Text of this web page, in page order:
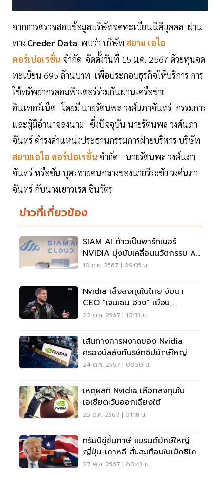
จากการตรวจสอบข้อมูลบริษัทจดทะเบียนนิติบุคคล ผ่าน
ทาง Creden Data พบว่า บริษัท สยาม เอไอ
คอร์เปอเรชั่น จำกัด จัดตั้งวันที่ 15 ม.ค. 2567 ด้วยทุนจด
ทะเบียน 695 ล้านบาท เพื่อประกอบธุรกิจให้บริการ การ
ใช้ทรัพยากรคอมพิวเตอร์ร่วมกันผ่านเครือข่าย
อินเทอร์เน็ต โดยมี นายรัตนพล วงศ์นภาจันทร์ กรรมการ
และผู้มีอำนาจลงนาม ซึ่งปัจจุบัน นายรัตนพล วงศ์นภา
จันทร์ ดำรงตำแหน่งประธานกรรมการฝ่ายบริหาร บริษัท
สยามเอไอ คอร์ปอเรชั่น จำกัด นายรัตนพล วงศ์นภา
จันทร์ หรือซัน บุตรชายคนกลางของนายวีระชัย วงศ์นภา
จันทร์ กับนางเยาวเรศ ชินวัตร
ข่าวที่เกี่ยวข้อง
SIAM AI ก้าวเป็นพาร์ทเนอร์
NVIDIA มุ่งขับเคลื่อนนวัตกรรม AI
คนไทย
10 ก.ย. 2567 | 09:05 น.
Nvidia เล็งลงทุนในไทย จับตา
CEO "เจนเซน ฮวง" เยือน
กรุงเทพฯ ธ.ค.นี้
22 ต.ค. 2567 | 10:38 น.
เส้นทางการผงาดของ Nvidia
ครองบัลลังก์บริษัทชิปยักษ์ใหญ่
24 ต.ค. 2567 | 00:30 น.
เหตุผลที่ Nvidia เลือกลงทุนใน
เอเชียตะวันออกเฉียงใต้
25 ต.ค. 2567 | 01:18 น.
ทรัมป์ขู่ขึ้นภาษี แบรนด์ยักษ์ใหญ่
ญี่ปุ่น-เกาหลี สั่นสะเทือนในเม็กซิโก
27 พ.ย. 2567 | 00:43 น.